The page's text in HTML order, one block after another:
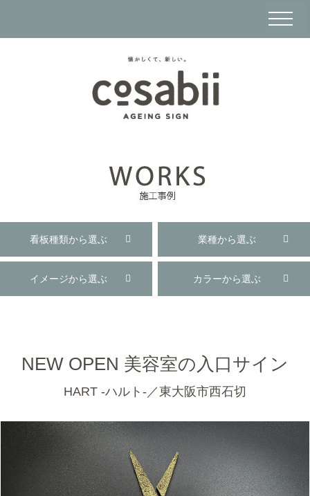
看板種類から選ぶ 業種から選ぶ
イメージから選ぶ カラーから選ぶ
NEW OPEN 美容室の入口サイン
HART -ハルト-／東大阪市西石切